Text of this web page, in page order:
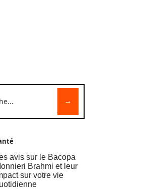
avis sur le Bacopa
Brahmi et leur
sur votre vie